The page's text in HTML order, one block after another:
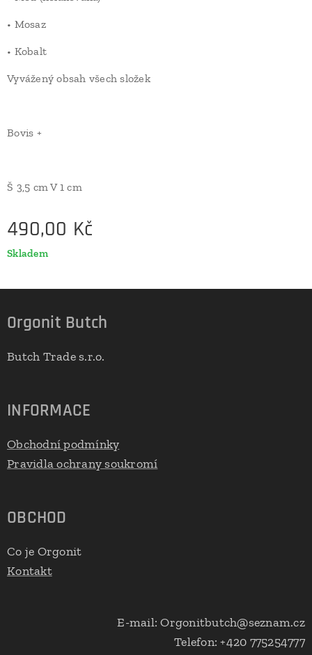
• Mosaz
• Kobalt
Vyvážený obsah všech složek
Bovis +
Š 3,5 cm V 1 cm
490,00 Kč
Skladem
Orgonit Butch
Butch Trade s.r.o.
INFORMACE
Obchodní podmínky
Pravidla ochrany soukromí
OBCHOD
Co je Orgonit
Kontakt
E-mail: Orgonitbutch@seznam.cz
Telefon: +420 775254777